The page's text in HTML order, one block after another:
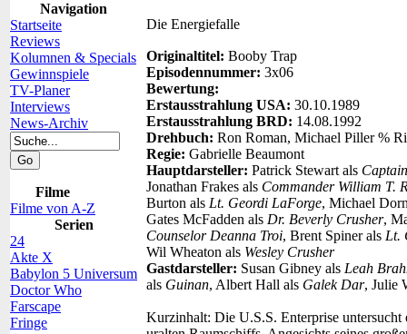
Navigation
Startseite
Reviews
Kolumnen & Specials
Gewinnspiele
TV-Planer
Interviews
News-Archiv
Filme
Filme von A-Z
Serien
24
Akte X
Babylon 5 Universum
Doctor Who
Farscape
Fringe
Die Energiefalle
Originaltitel: Booby Trap
Episodennummer: 3x06
Bewertung:
Erstausstrahlung USA: 30.10.1989
Erstausstrahlung BRD: 14.08.1992
Drehbuch: Ron Roman, Michael Piller %
Regie: Gabrielle Beaumont
Hauptdarsteller: Patrick Stewart als
Jonathan Frakes als Commander William T.
Burton als Lt. Geordi LaForge, Michael
Gates McFadden als Dr. Beverly Crusher,
Counselor Deanna Troi, Brent Spiner als Lt.
Wil Wheaton als Wesley Crusher
Gastdarsteller: Susan Gibney als Leah
als Guinan, Albert Hall als Galek Dar, Julie
Kurzinhalt: Die U.S.S. Enterprise